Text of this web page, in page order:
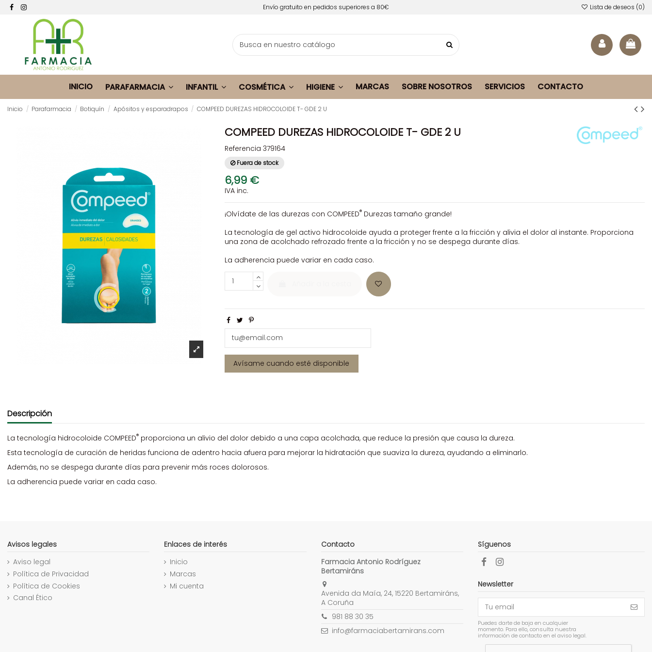
Envío gratuito en pedidos superiores a 80€ Lista de deseos (0)
INICIO PARAFARMACIA INFANTIL COSMÉTICA HIGIENE MARCAS SOBRE NOSOTROS SERVICIOS CONTACTO
Inicio Parafarmacia Botiquín Apósitos y esparadrapos COMPEED DUREZAS HIDROCOLOIDE T- GDE 2 U
COMPEED DUREZAS HIDROCOLOIDE T- GDE 2 U
Referencia 379164
Fuera de stock
6,99 €
IVA inc.
¡Olvídate de las durezas con COMPEED®Durezas tamaño grande!
La tecnología de gel activo hidrocoloide ayuda a proteger frente a la fricción y alivia el dolor al instante. Proporciona
una zona de acolchado refrozado frente a la fricción y no se despega durante días.
La adherencia puede variar en cada caso.
Descripción
La tecnología hidrocoloide COMPEED® proporciona un alivio del dolor debido a una capa acolchada, que reduce la presión que causa la dureza.
Esta tecnología de curación de heridas funciona de adentro hacia afuera para mejorar la hidratación que suaviza la dureza, ayudando a eliminarlo.
Además, no se despega durante días para prevenir más roces dolorosos.
La adherencia puede variar en cada caso.
Avisos legales
Aviso legal
Política de Privacidad
Política de Cookies
Canal Ético
Enlaces de interés
Inicio
Marcas
Mi cuenta
Contacto
Farmacia Antonio Rodríguez
Bertamiráns
Avenida da Maía, 24, 15220 Bertamiráns,
A Coruña
981 88 30 35
info@farmaciabertamirans.com
Síguenos
Newsletter
Puedes darte de baja en cualquier
momento. Para ello, consulta nuestra
información de contacto en el aviso legal.